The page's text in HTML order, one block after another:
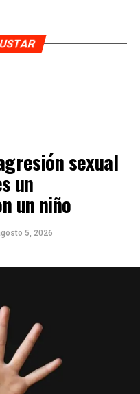
sexual
un
un niño
5, 2026